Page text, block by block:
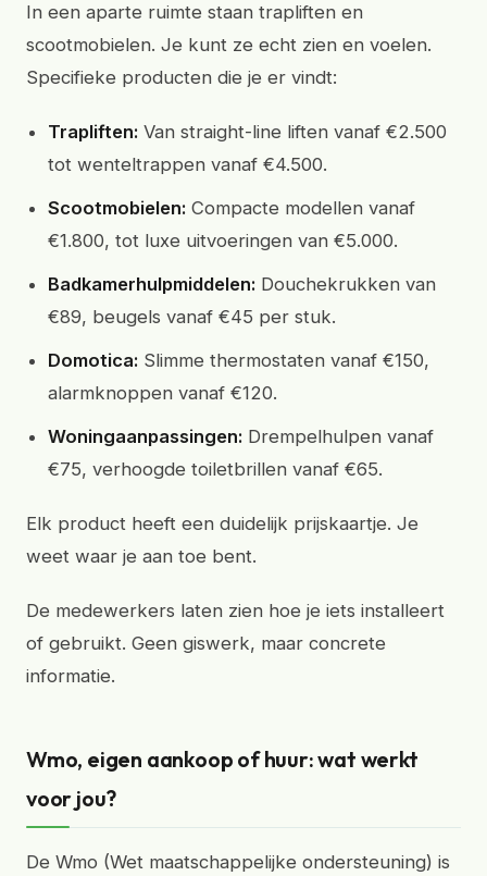
In een aparte ruimte staan trapliften en
scootmobielen. Je kunt ze echt zien en voelen.
Specifieke producten die je er vindt:
Trapliften: Van straight-line liften vanaf €2.500
tot wenteltrappen vanaf €4.500.
Scootmobielen: Compacte modellen vanaf
€1.800, tot luxe uitvoeringen van €5.000.
Badkamerhulpmiddelen: Douchekrukken van
€89, beugels vanaf €45 per stuk.
Domotica: Slimme thermostaten vanaf €150,
alarmknoppen vanaf €120.
Woningaanpassingen: Drempelhulpen vanaf
€75, verhoogde toiletbrillen vanaf €65.
Elk product heeft een duidelijk prijskaartje. Je
weet waar je aan toe bent.
De medewerkers laten zien hoe je iets installeert
of gebruikt. Geen giswerk, maar concrete
informatie.
Wmo, eigen aankoop of huur: wat werkt
voor jou?
De Wmo (Wet maatschappelijke ondersteuning) is